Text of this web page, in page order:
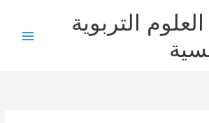
التربوية